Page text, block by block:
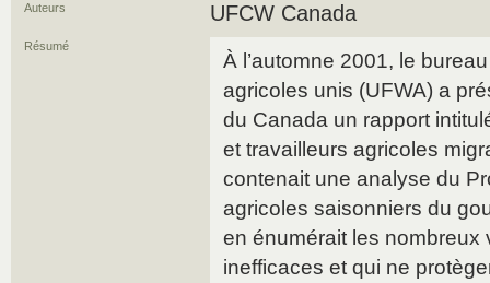
Auteurs UFCW Canada
Résumé
À l’automne 2001, le
agricoles unis (UFWA) a
du Canada un rapport
et travailleurs agricoles
contenait une analyse du
agricoles saisonniers du
en énumérait les nombreux
inefficaces et qui ne